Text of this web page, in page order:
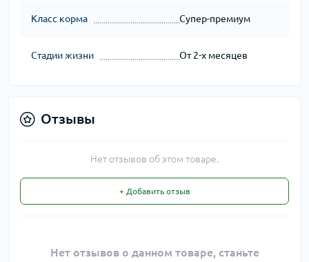
Класс корма Супер-премиум
Стадии жизни От 2-х месяцев
Отзывы
Нет отзывов об этом товаре.
+ Добавить отзыв
Нет отзывов о данном товаре, станьте